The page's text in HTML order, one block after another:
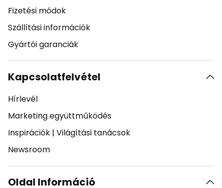
Fizetési módok
Szállítási információk
Gyártói garanciák
Kapcsolatfelvétel
Hírlevél
Marketing együttműködés
Inspirációk | Világítási tanácsok
Newsroom
Oldal Információ